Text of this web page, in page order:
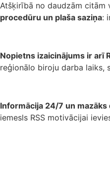
Atšķirībā no daudzām citām
procedūru un plaša saziņa:
Nopietns izaicinājums ir arī
reģionālo biroju darba laiks,
Informācija 24/7 un
iemesls RSS motivācijai